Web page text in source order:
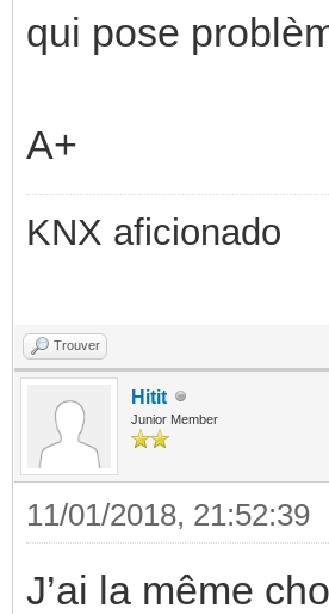
qui pose
A+
KNX aficionado
Trouver
Hitit
Junior Member
11/01/2018, 21:52:39
J’ai la même